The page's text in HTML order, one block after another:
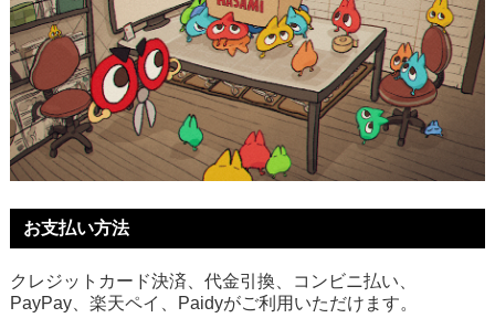
お支払い方法
クレジットカード決済、代金引換、コンビニ払い、
PayPay、楽天ペイ、Paidyがご利用いただけます。